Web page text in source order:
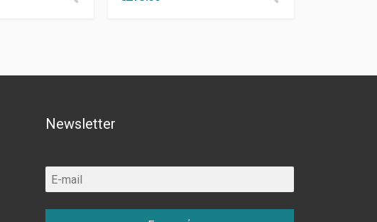
Newsletter